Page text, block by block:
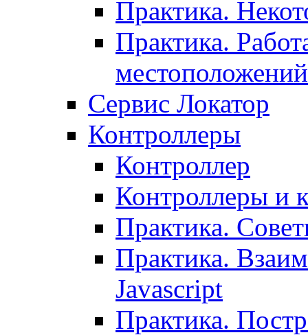
Практика.
Практика.
местоположений
Сервис Локатор
Контроллеры
Контроллер
Контроллеры и
Практика.
Практика.
Javascript
Практика.